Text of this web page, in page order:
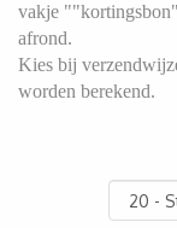
vakje
afrond.
Kies bij
worden berekend.